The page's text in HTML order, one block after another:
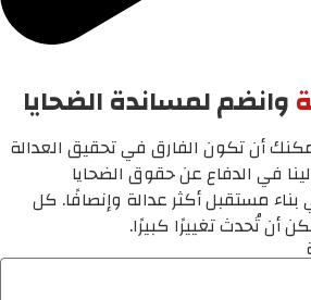
وانضم لمساندة الضحايا
أن تكون الفارق في تحقيق العدالة
في الدفاع عن حقوق الضحايا
مستقبل أكثر عدالة وإنصافًا. كل
أن تُحدث تغييرًا كبيرًا.